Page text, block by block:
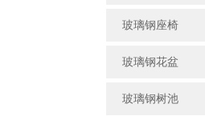
玻璃钢座椅
玻璃钢花盆
玻璃钢树池